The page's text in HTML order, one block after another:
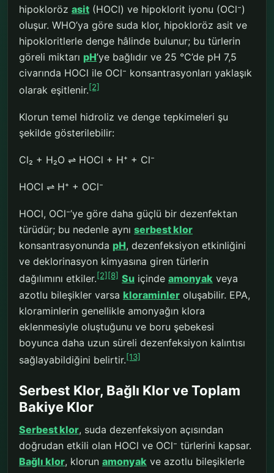
hipokloröz asit (HOCl) ve hipoklorit iyonu (OCl⁻)
oluşur. WHO’ya göre suda klor, hipokloröz asit ve
hipokloritlerle denge hâlinde bulunur; bu türlerin
göreli miktarı pH’ye bağlıdır ve 25 °C’de pH 7,5
civarında HOCl ile OCl⁻ konsantrasyonları yaklaşık
olarak eşitlenir.[2]
Klorun temel hidroliz ve denge tepkimeleri şu
şekilde gösterilebilir:
Cl₂ + H₂O ⇌ HOCl + H⁺ + Cl⁻
HOCl ⇌ H⁺ + OCl⁻
HOCl, OCl⁻’ye göre daha güçlü bir dezenfektan
türüdür; bu nedenle aynı serbest klor
konsantrasyonunda pH, dezenfeksiyon etkinliğini
ve deklorinasyon kimyasına giren türlerin
dağılımını etkiler.[2] [8] Su içinde amonyak veya
azotlu bileşikler varsa kloraminler oluşabilir. EPA,
kloraminlerin genellikle amonyağın klora
eklenmesiyle oluştuğunu ve boru şebekesi
boyunca daha uzun süreli dezenfeksiyon kalıntısı
sağlayabildiğini belirtir.[13]
Serbest Klor, Bağlı Klor ve Toplam
Bakiye Klor
Serbest klor, suda dezenfeksiyon açısından
doğrudan etkili olan HOCl ve OCl⁻ türlerini kapsar.
Bağlı klor, klorun amonyak ve azotlu bileşiklerle